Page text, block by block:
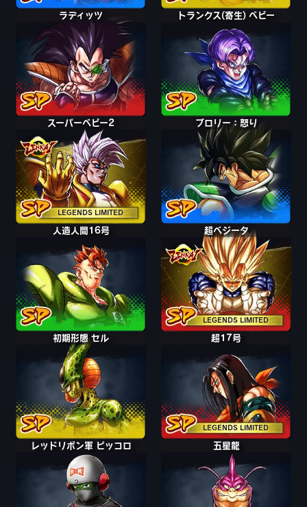
ラディッツ トランクス(寄生) ベビー
LEGENDS LIMITED
スーパーベビー2 ブロリー：怒り
人造人間16号
LEGENDS LIMITED
超ベジータ
初期形態 セル
LEGENDS LIMITED
超17号
レッドリボン軍 ピッコロ 五星龍